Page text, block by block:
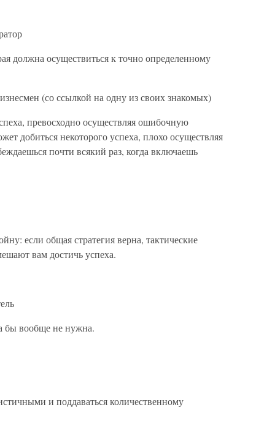
должна осуществиться к точно определенному
(со ссылкой на одну из своих знакомых)
превосходно осуществляя ошибочную
добиться некоторого успеха, плохо осуществляя
почти всякий раз, когда включаешь
если общая стратегия верна, тактические
вам достичь успеха.
бы вообще не нужна.
и поддаваться количественному